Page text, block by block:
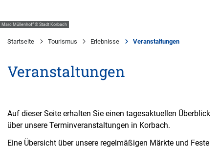
Marc Müllenhoff © Stadt Korbach
Startseite Tourismus Erlebnisse Veranstaltungen
Veranstaltungen
Auf dieser Seite erhalten Sie einen tagesaktuellen Überblick
über unsere Terminveranstaltungen in Korbach.
Eine Übersicht über unsere regelmäßigen Märkte und Feste